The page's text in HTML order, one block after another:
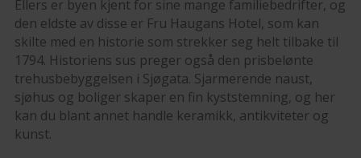
Ellers er byen kjent for sine mange familiebedrifter, og
den eldste av disse er Fru Haugans Hotel, som kan
skilte med en historie som strekker seg helt tilbake til
1794. Historiens sus preger også den prisbelønte
trehusbebyggelsen i Sjøgata. Sjarmerende naust,
sjøhus og boliger skaper en fin kyststemning, og her
kan du blant annet handle keramikk, antikviteter og
kunst.